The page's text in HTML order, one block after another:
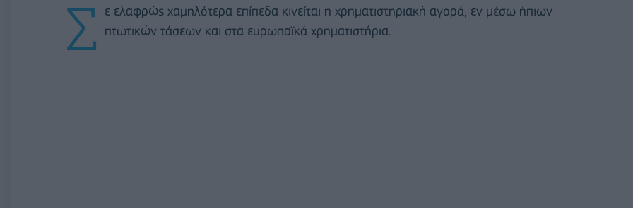
Σ
ε ελαφρώς χαμηλότερα επίπεδα κινείται η χρηματιστηριακή αγορά, εν μέσω ήπιων
πτωτικών τάσεων και στα ευρωπαϊκά χρηματιστήρια.